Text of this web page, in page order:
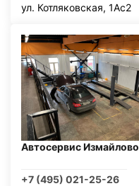
ул. Котляковская, 1Ас2
Автосервис Измайлово
+7 (495) 021-25-26